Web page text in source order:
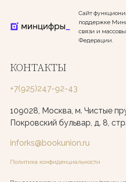
Сайт
поддержке
связи и
Федерации.
КОНТАКТЫ
+7(925)247-92-43
109028, Москва, м. Чистые
Покровский бульвар, д. 8,
inforks@bookunion.ru
Политика конфиденциальности